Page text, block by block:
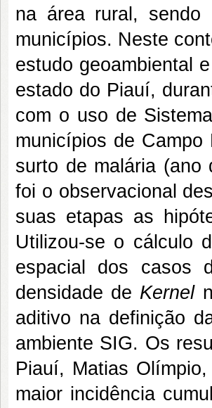
na área rural, sendo
municípios. Neste
estudo geoambiental
estado do Piauí,
com o uso de
municípios de
surto de malária (ano
foi o observacional
suas etapas as
Utilizou-se o cálculo
espacial dos casos
densidade de Kernel
aditivo na definição
ambiente SIG. Os
Piauí, Matias
maior incidência